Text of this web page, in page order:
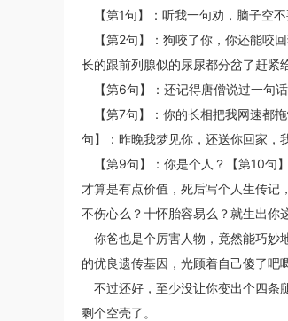
【第1句】：听我一句劝，脑子空
【第2句】：狗咬了你，你还能咬
长的跟前列腺似的尿尿都分岔了赶紧
【第6句】：还记得唐僧说过一句
【第7句】：你的长相把我网速
句】：昨晚我梦见你，还送你回家，
【第9句】：你是个人？【第10
才算是有点价值，死后写个人生传记
不伤心么？十怀胎容易么？就生出你
你爸也是个厉害人物，竟然能巧妙
的优良遗传基因，光顾着自己傻了吧
不过还好，至少没让你变出个四条
剩个空壳了。